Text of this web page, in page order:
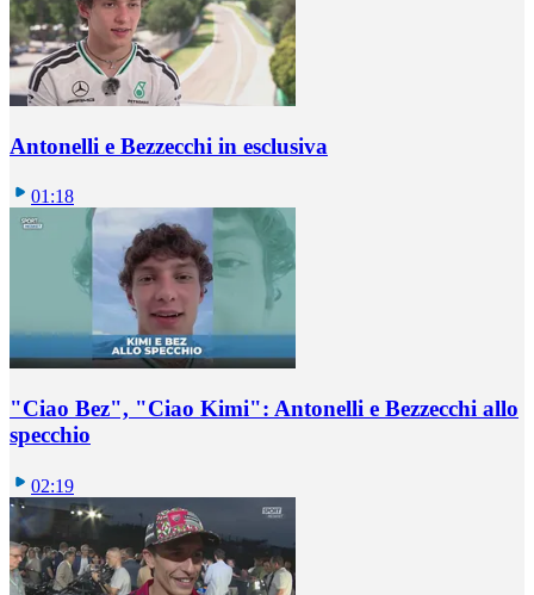
Antonelli e Bezzecchi in esclusiva
01:18
"Ciao Bez", "Ciao Kimi": Antonelli e Bezzecchi allo
specchio
02:19